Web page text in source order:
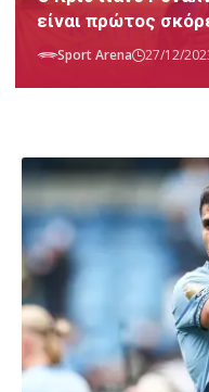
είναι πρώτος
Sport Arena 27/12/